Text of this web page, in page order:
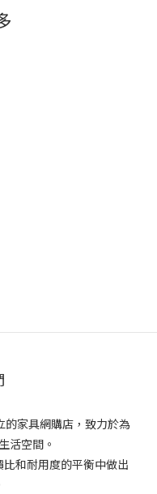
家具網購店，致力於為
活空間。
和耐用度的平衡中做出